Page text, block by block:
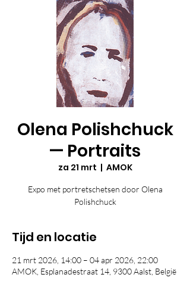
Olena Polishchuck
— Portraits
za 21 mrt
  |
AMOK
Expo met portretschetsen door Olena
Polishchuck
Tijd en locatie
21 mrt 2026, 14:00 – 04 apr 2026, 22:00
AMOK, Esplanadestraat 14, 9300 Aalst, België